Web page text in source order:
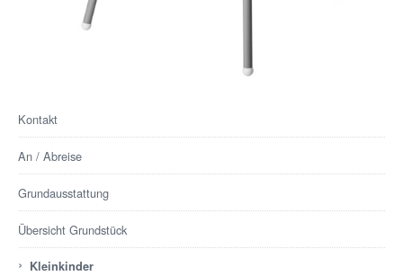
Kontakt
An / Abreise
Grundausstattung
Übersicht Grundstück
› Kleinkinder